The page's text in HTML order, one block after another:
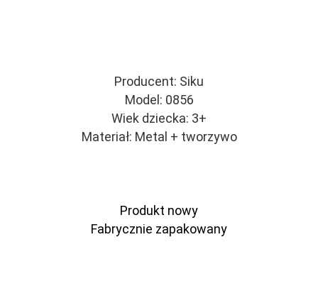
Producent: Siku
Model: 0856
Wiek dziecka: 3+
Materiał: Metal + tworzywo
Produkt nowy
Fabrycznie zapakowany